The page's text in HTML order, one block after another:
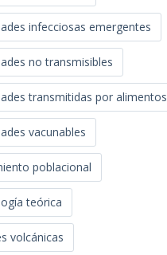
infecciosas emergentes
no transmisibles
transmitidas por alimentos
vacunables
poblacional
teórica
volcánicas